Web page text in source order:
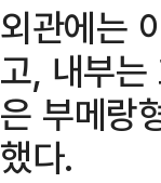
외관에는
고, 내부
은 부메랑
했다.